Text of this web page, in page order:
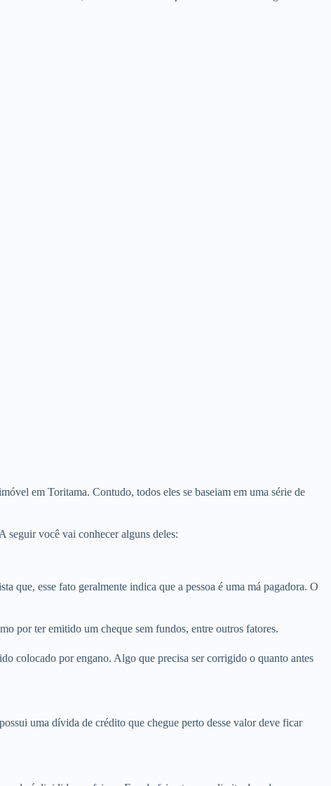
em Toritama. Contudo, todos eles se baseiam em uma série de
seguir você vai conhecer alguns deles:
que, esse fato geralmente indica que a pessoa é uma má pagadora. O
por ter emitido um cheque sem fundos, entre outros fatores.
colocado por engano. Algo que precisa ser corrigido o quanto antes
uma dívida de crédito que chegue perto desse valor deve ficar